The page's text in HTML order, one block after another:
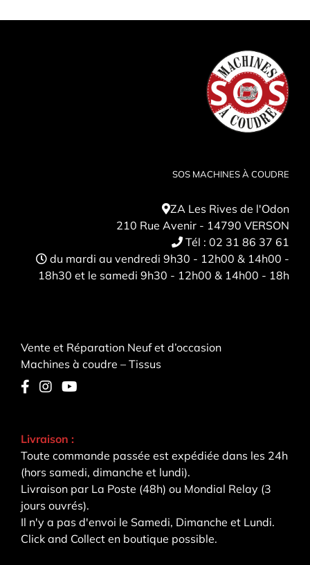
SOS MACHINES À COUDRE
ZA Les Rives de l'Odon
210 Rue Avenir - 14790 VERSON
Tél : 02 31 86 37 61
du mardi au vendredi 9h30 - 12h00 & 14h00 -
18h30 et le samedi 9h30 - 12h00 & 14h00 - 18h
Vente et Réparation Neuf et d’occasion
Machines à coudre – Tissus
Livraison :
Toute commande passée est expédiée dans les 24h
(hors samedi, dimanche et lundi).
Livraison par La Poste (48h) ou Mondial Relay (3
jours ouvrés).
Il n'y a pas d'envoi le Samedi, Dimanche et Lundi.
Click and Collect en boutique possible.